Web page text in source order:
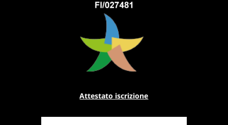
Attestato iscrizione